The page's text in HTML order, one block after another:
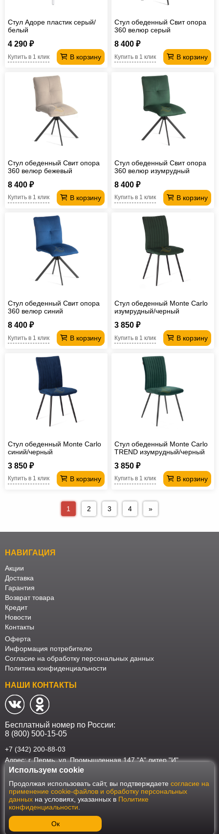
Стул Адоре пластик серый/
белый
4 290 ₽
В корзину
Купить в 1 клик
Стул обеденный Свит опора
360 велюр серый
8 400 ₽
В корзину
Купить в 1 клик
Стул обеденный Свит опора
360 велюр бежевый
8 400 ₽
В корзину
Купить в 1 клик
Стул обеденный Свит опора
360 велюр изумрудный
8 400 ₽
В корзину
Купить в 1 клик
Стул обеденный Свит опора
360 велюр синий
8 400 ₽
В корзину
Купить в 1 клик
Стул обеденный Monte Carlo
изумрудный/черный
3 850 ₽
В корзину
Купить в 1 клик
Стул обеденный Monte Carlo
синий/черный
3 850 ₽
В корзину
Купить в 1 клик
Стул обеденный Monte Carlo
TREND изумрудный/черный
3 850 ₽
В корзину
Купить в 1 клик
1 2 3 4 »
НАВИГАЦИЯ
Акции
Доставка
Гарантия
Возврат товара
Кредит
Новости
Контакты
Оферта
Информация потребителю
Согласие на обработку персональных данных
Политика конфиденциальности
НАШИ КОНТАКТЫ
Бесплатный номер по России:
8 (800) 500-15-05
+7 (342) 200-88-03
Адрес: г. Пермь, ул. Промышленная 147 "А" литер "И"
Наш интернет-магазин работает в соответствии с требованиями
Федерального закона от 27 июля 2006 года №152-ФЗ "О персональных
данных". Оформить заказ на сайте Мебеласка возможно только при
наличии согласия на обработку Ваших персональных данных. Для
улучшения работы сайта и его взаимодействия с пользователями мы
используем файлы cookie. Продолжая пользоваться сайтом, вы
соглашаетесь с использованием cookie.
Используем cookie
Продолжая использовать сайт, вы подтверждаете согласие на
применение cookie-файлов и обработку персональных
данных на условиях, указанных в Политике
конфиденциальности
Ок